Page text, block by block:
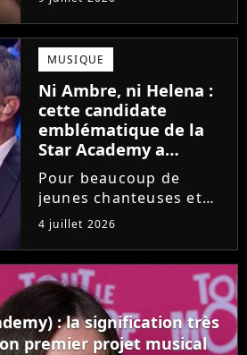
qu'elle prépare son
premier album, la
gagnante de la dernière
saison de la Star
Academy annonce les
dates de sa...
MUSIQUE
Ni Ambre, ni Helena :
cette candidate
emblématique de la
Star Academy a
souffert après
l'émission, "J'étais
traitée de potiche"
Pour beaucoup de
jeunes chanteuses et
chanteurs, la Star
Academy est un rêve.
Mais comme l'a rappelé
une ancienne gagnante,
l'émission de TF1 n'est
pas toujours simple à
vivre.
4 juillet 2026
: la signification très
premier projet musical